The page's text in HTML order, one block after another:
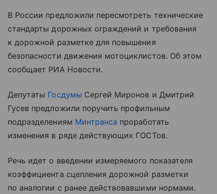
В России предложили пересмотреть технические
стандарты дорожных ограждений и требования
к дорожной разметке для повышения
безопасности движения мотоциклистов. Об этом
сообщает РИА Новости.
Депутаты Госдумы Сергей Миронов и Дмитрий
Гусев предложили поручить профильным
подразделениям Минтранса проработать
изменения в ряде действующих ГОСТов.
Речь идет о введении измеряемого показателя
коэффициента сцепления дорожной разметки
по аналогии с ранее действовавшими нормами.